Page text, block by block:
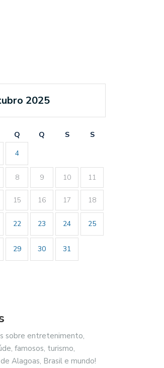
2025
Q Q S
S
4
8 9 10 11
15 16 17 18
22 23 24 25
29 30 31
sobre entretenimento,
famosos, turismo,
Alagoas, Brasil e mundo!